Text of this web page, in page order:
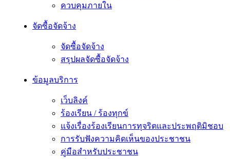
ควบคุมภายใน
จัดซื้อจัดจ้าง
จัดซื้อจัดจ้าง
สรุปผลจัดซื้อจัดจ้าง
ข้อมูลบริการ
เว็บลิงค์
ร้องเรียน / ร้องทุกข์
แจ้งเรื่องร้องเรียนการทุจริตและประพฤติมิชอบ
การรับฟังความคิดเห็นของประชาชน
คู่มือสำหรับประชาชน